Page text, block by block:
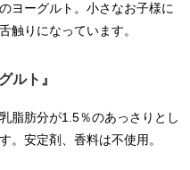
ヨーグルト。小さなお子様に
触りになっています。
ルト』
脂肪分が1.5％のあっさりとし
。安定剤、香料は不使用。